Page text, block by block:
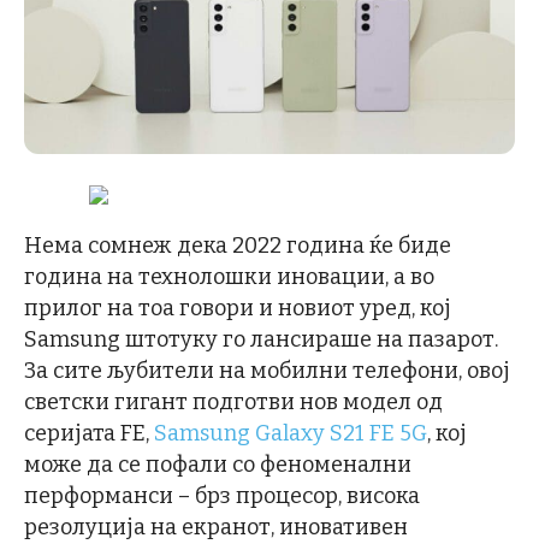
Нема сомнеж дека 2022 година ќе биде
година на технолошки иновации, а во
прилог на тоа говори и новиот уред, кој
Samsung штотуку го лансираше на пазарот.
За сите љубители на мобилни телефони, овој
светски гигант подготви нов модел од
серијата FE, Samsung Galaxy S21 FE 5G, кој
може да се пофали со феноменални
перформанси – брз процесор, висока
резолуција на екранот, иновативен